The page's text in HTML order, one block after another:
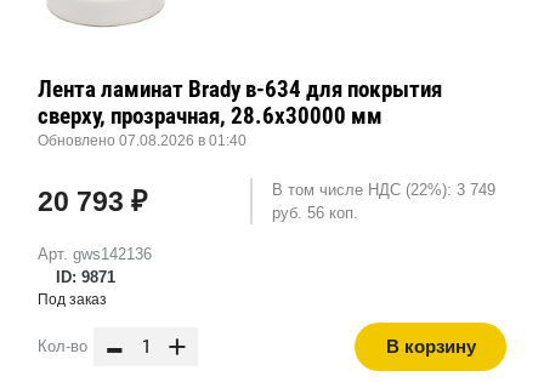
Арт. gws142136
ID: 9871
Лента ламинат Brady в-634 для покрытия
сверху, прозрачная, 28.6x30000 мм
Обновлено 07.08.2026 в 01:40
20 793 ₽
В том числе НДС (22%): 3 749
руб. 56 коп.
Под заказ
Кол-во - + В корзину